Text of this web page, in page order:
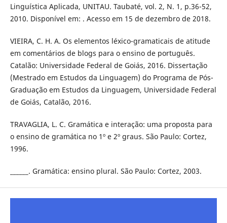
Linguística Aplicada, UNITAU. Taubaté, vol. 2, N. 1, p.36-52,
2010. Disponível em: . Acesso em 15 de dezembro de 2018.
VIEIRA, C. H. A. Os elementos léxico-gramaticais de atitude
em comentários de blogs para o ensino de português.
Catalão: Universidade Federal de Goiás, 2016. Dissertação
(Mestrado em Estudos da Linguagem) do Programa de Pós-
Graduação em Estudos da Linguagem, Universidade Federal
de Goiás, Catalão, 2016.
TRAVAGLIA, L. C. Gramática e interação: uma proposta para
o ensino de gramática no 1º e 2º graus. São Paulo: Cortez,
1996.
______. Gramática: ensino plural. São Paulo: Cortez, 2003.